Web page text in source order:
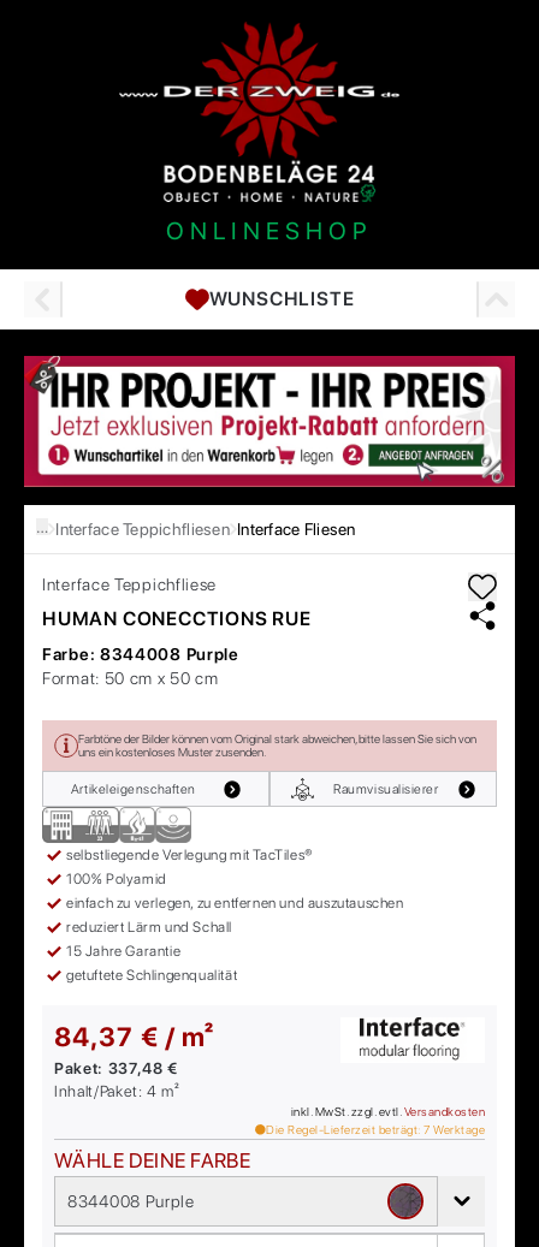
ONLINESHOP
WUNSCHLISTE
… Interface Teppichfliesen Interface Fliesen
Interface Teppichfliese
HUMAN CONECCTIONS RUE
Farbe: 8344008 Purple
Format: 50 cm x 50 cm
Farbtöne der Bilder können vom Original stark abweichen, bitte lassen Sie sich von
uns ein kostenloses Muster zusenden.
Artikeleigenschaften Raumvisualisierer
selbstliegende Verlegung mit TacTiles®
100% Polyamid
einfach zu verlegen, zu entfernen und auszutauschen
reduziert Lärm und Schall
15 Jahre Garantie
getuftete Schlingenqualität
84,37 € / m²
Paket: 337,48 €
Inhalt/Paket:4 m²
inkl. MwSt. zzgl. evtl. Versandkosten
Die Regel-Lieferzeit beträgt: 7 Werktage
WÄHLE DEINE FARBE
8344008 Purple